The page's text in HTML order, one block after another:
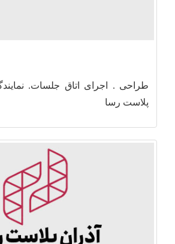
طراحی . اجرای اتاق جلسات.
پلاست رسا